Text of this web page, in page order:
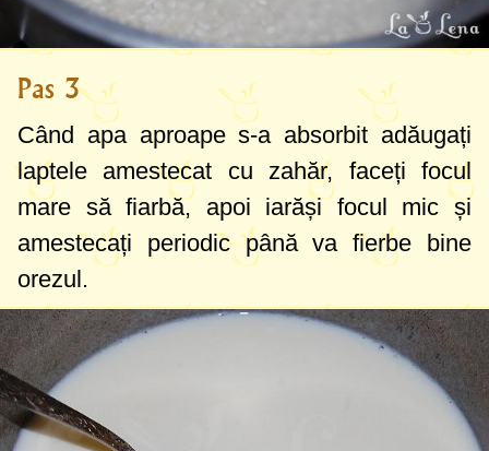
Pas 3
Când apa aproape s-a absorbit adăugați
laptele amestecat cu zahăr, faceți focul
mare să fiarbă, apoi iarăși focul mic și
amestecați periodic până va fierbe bine
orezul.